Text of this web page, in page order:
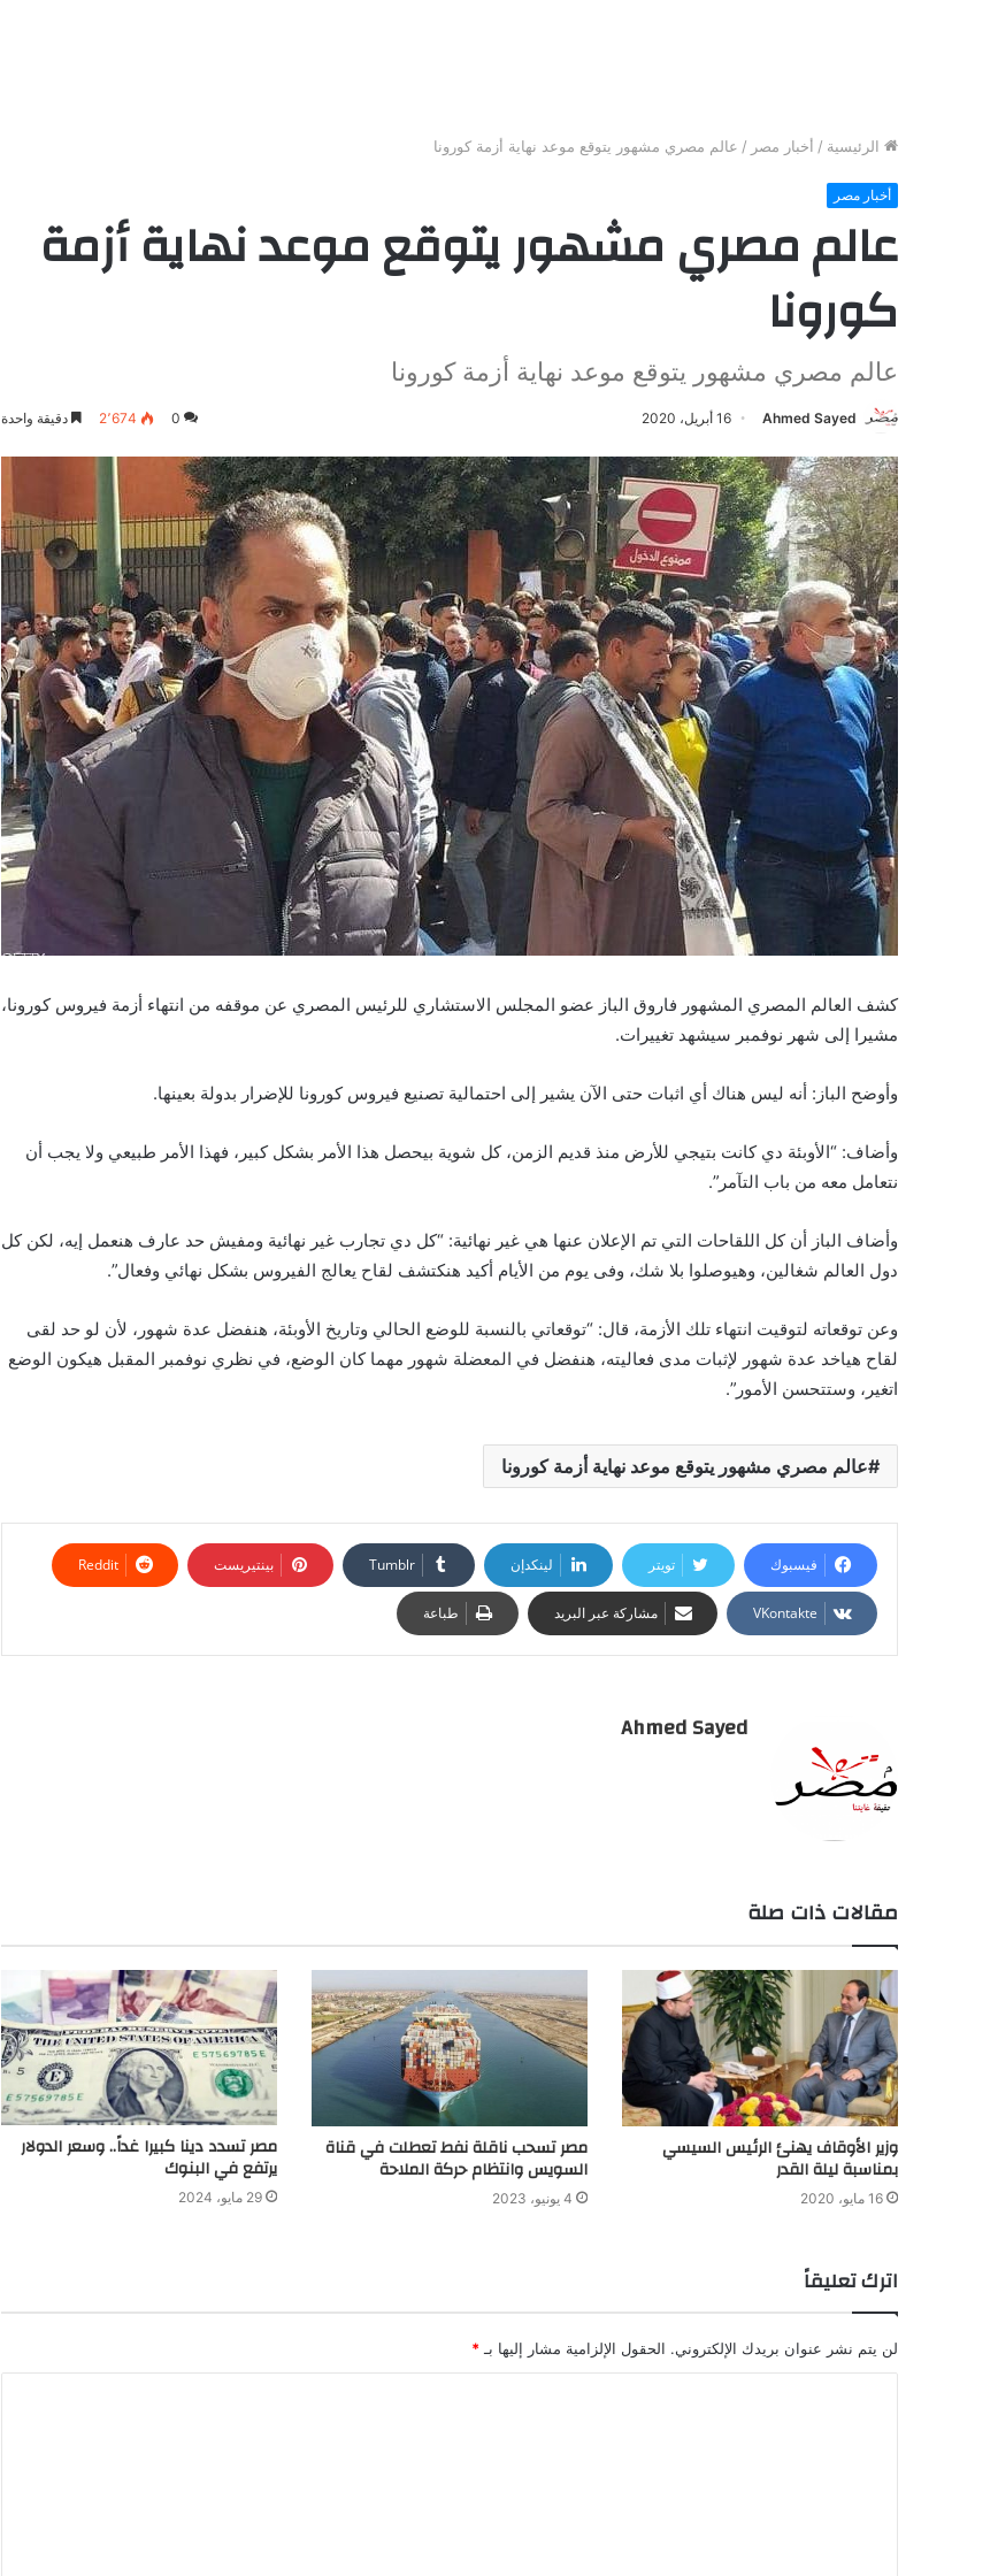
الرئيسية / أخبار مصر / عالم مصري مشهور يتوقع موعد نهاية أزمة كورونا
أخبار مصر
عالم مصري مشهور يتوقع موعد نهاية أزمة
كورونا
عالم مصري مشهور يتوقع موعد نهاية أزمة كورونا
Ahmed Sayed 16 أبريل، 2020 0 2٬674 دقيقة واحدة
كشف العالم المصري المشهور فاروق الباز عضو المجلس الاستشاري للرئيس المصري عن موقفه من انتهاء أزمة فيروس كورونا،
مشيرا إلى شهر نوفمبر سيشهد تغييرات.
وأوضح الباز: أنه ليس هناك أي اثبات حتى الآن يشير إلى احتمالية تصنيع فيروس كورونا للإضرار بدولة بعينها.
وأضاف: “الأوبئة دي كانت بتيجي للأرض منذ قديم الزمن، كل شوية بيحصل هذا الأمر بشكل كبير، فهذا الأمر طبيعي ولا يجب أن
نتعامل معه من باب التآمر”.
وأضاف الباز أن كل اللقاحات التي تم الإعلان عنها هي غير نهائية: “كل دي تجارب غير نهائية ومفيش حد عارف هنعمل إيه، لكن كل
دول العالم شغالين، وهيوصلوا بلا شك، وفى يوم من الأيام أكيد هنكتشف لقاح يعالج الفيروس بشكل نهائي وفعال”.
وعن توقعاته لتوقيت انتهاء تلك الأزمة، قال: “توقعاتي بالنسبة للوضع الحالي وتاريخ الأوبئة، هنفضل عدة شهور، لأن لو حد لقى
لقاح هياخد عدة شهور لإثبات مدى فعاليته، هنفضل في المعضلة شهور مهما كان الوضع، في نظري نوفمبر المقبل هيكون الوضع
اتغير، وستتحسن الأمور”.
عالم مصري مشهور يتوقع موعد نهاية أزمة كورونا
فيسبوك تويتر لينكدإن بينتيريست
مشاركة عبر البريد طباعة
Ahmed Sayed
مقالات ذات صلة
وزير الأوقاف يهنئ الرئيس السيسي
بمناسبة ليلة القدر
16 مايو، 2020
مصر تسحب ناقلة نفط تعطلت في قناة
السويس وانتظام حركة الملاحة
4 يونيو، 2023
مصر تسدد دينا كبيرا غداً.. وسعر الدولار
يرتفع في البنوك
29 مايو، 2024
اترك تعليقاً
لن يتم نشر عنوان بريدك الإلكتروني. الحقول الإلزامية مشار إليها بـ *